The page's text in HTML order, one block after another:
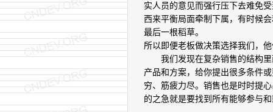
实人员的意见而强行压下去难免
西来平衡局面牵制下属，有时候
最后一根稻草。
所以即便老板做决策选择我们，
我们发现在复杂销售的结构里
产品和方案，给你提出很多条件
穷、筋疲力尽。销售也是时时提
的之急就是要找到所有能够参与